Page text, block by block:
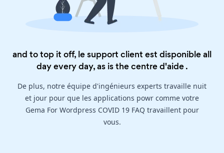
and to top it off, le support client est disponible all
day every day, as is thecentre d'aide.
De plus, notre équipe d'ingénieurs experts travaille nuit
et jour pour que les applications powr comme votre
Gema For Wordpress COVID 19 FAQ travaillent pour
vous.